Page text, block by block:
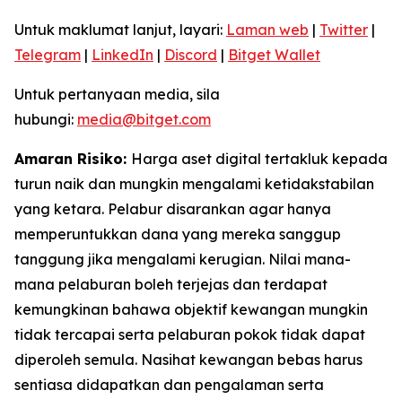
Untuk maklumat lanjut, layari: Laman web | Twitter |
Telegram | LinkedIn | Discord | Bitget Wallet
Untuk pertanyaan media, sila
hubungi: media@bitget.com
Amaran Risiko: Harga aset digital tertakluk kepada
turun naik dan mungkin mengalami ketidakstabilan
yang ketara. Pelabur disarankan agar hanya
memperuntukkan dana yang mereka sanggup
tanggung jika mengalami kerugian. Nilai mana-
mana pelaburan boleh terjejas dan terdapat
kemungkinan bahawa objektif kewangan mungkin
tidak tercapai serta pelaburan pokok tidak dapat
diperoleh semula. Nasihat kewangan bebas harus
sentiasa didapatkan dan pengalaman serta